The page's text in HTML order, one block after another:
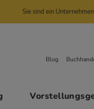
Sie sind ein
Blog